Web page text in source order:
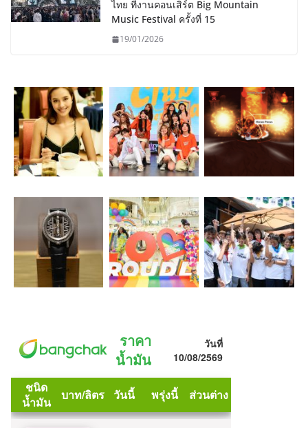
ไทย ที่งานคอนเสิร์ต Big Mountain
Music Festival ครั้งที่ 15
19/01/2026